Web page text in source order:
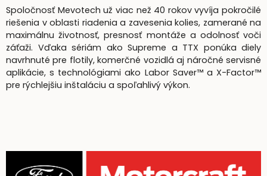
Spoločnosť Mevotech už viac než 40 rokov vyvíja pokročilé
riešenia v oblasti riadenia a zavesenia kolies, zamerané na
maximálnu životnosť, presnosť montáže a odolnosť voči
záťaži. Vďaka sériám ako Supreme a TTX ponúka diely
navrhnuté pre flotily, komerčné vozidlá aj náročné servisné
aplikácie, s technológiami ako Labor Saver™ a X-Factor™
pre rýchlejšiu inštaláciu a spoľahlivý výkon.